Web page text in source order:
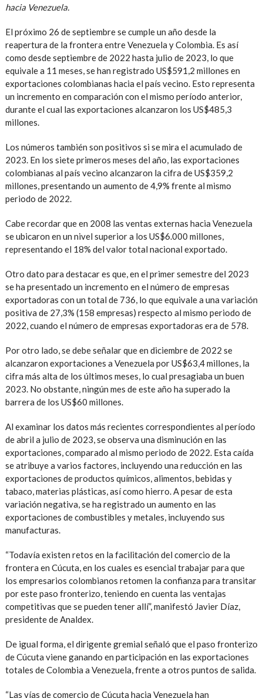
hacia Venezuela.
El próximo 26 de septiembre se cumple un año desde la
reapertura de la frontera entre Venezuela y Colombia. Es así
como desde septiembre de 2022 hasta julio de 2023, lo que
equivale a 11 meses, se han registrado US$591,2 millones en
exportaciones colombianas hacia el país vecino. Esto representa
un incremento en comparación con el mismo período anterior,
durante el cual las exportaciones alcanzaron los US$485,3
millones.
Los números también son positivos si se mira el acumulado de
2023. En los siete primeros meses del año, las exportaciones
colombianas al país vecino alcanzaron la cifra de US$359,2
millones, presentando un aumento de 4,9% frente al mismo
periodo de 2022.
Cabe recordar que en 2008 las ventas externas hacia Venezuela
se ubicaron en un nivel superior a los US$6.000 millones,
representando el 18% del valor total nacional exportado.
Otro dato para destacar es que, en el primer semestre del 2023
se ha presentado un incremento en el número de empresas
exportadoras con un total de 736, lo que equivale a una variación
positiva de 27,3% (158 empresas) respecto al mismo periodo de
2022, cuando el número de empresas exportadoras era de 578.
Por otro lado, se debe señalar que en diciembre de 2022 se
alcanzaron exportaciones a Venezuela por US$63,4 millones, la
cifra más alta de los últimos meses, lo cual presagiaba un buen
2023. No obstante, ningún mes de este año ha superado la
barrera de los US$60 millones.
Al examinar los datos más recientes correspondientes al período
de abril a julio de 2023, se observa una disminución en las
exportaciones, comparado al mismo periodo de 2022. Esta caída
se atribuye a varios factores, incluyendo una reducción en las
exportaciones de productos químicos, alimentos, bebidas y
tabaco, materias plásticas, así como hierro. A pesar de esta
variación negativa, se ha registrado un aumento en las
exportaciones de combustibles y metales, incluyendo sus
manufacturas.
“Todavía existen retos en la facilitación del comercio de la
frontera en Cúcuta, en los cuales es esencial trabajar para que
los empresarios colombianos retomen la confianza para transitar
por este paso fronterizo, teniendo en cuenta las ventajas
competitivas que se pueden tener allí”, manifestó Javier Díaz,
presidente de Analdex.
De igual forma, el dirigente gremial señaló que el paso fronterizo
de Cúcuta viene ganando en participación en las exportaciones
totales de Colombia a Venezuela, frente a otros puntos de salida.
“Las vías de comercio de Cúcuta hacia Venezuela han